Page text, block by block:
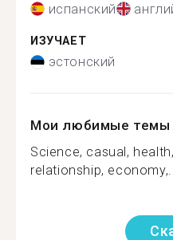
испанский
ИЗУЧАЕТ
эстонский
Мои любимые темы
Science, casual,
relationship,